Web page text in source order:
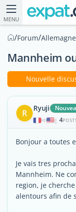
MENU
/Forum/Allemagne
Mannheim
Nouvelle
R Ryuji
| 4
Bonjour a toutes
Je vais tres
Mannheim. Ne
region, je
alentours afin de